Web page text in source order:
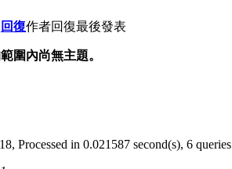
回復作者回復最後發表
圍內尚無主題。
Processed in 0.021587 second(s), 6 queries